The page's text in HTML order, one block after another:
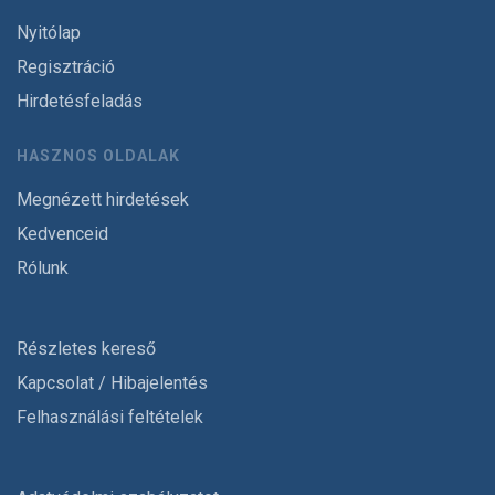
Nyitólap
Regisztráció
Hirdetésfeladás
HASZNOS OLDALAK
Megnézett hirdetések
Kedvenceid
Rólunk
Részletes kereső
Kapcsolat / Hibajelentés
Felhasználási feltételek